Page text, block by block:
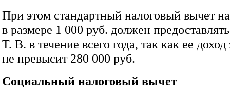
При этом стандартный налоговый вычет
в размере 1 000 руб. должен
Т. В. в течение всего года, так как ее доход
не превысит 280 000 руб.
Социальный налоговый вычет